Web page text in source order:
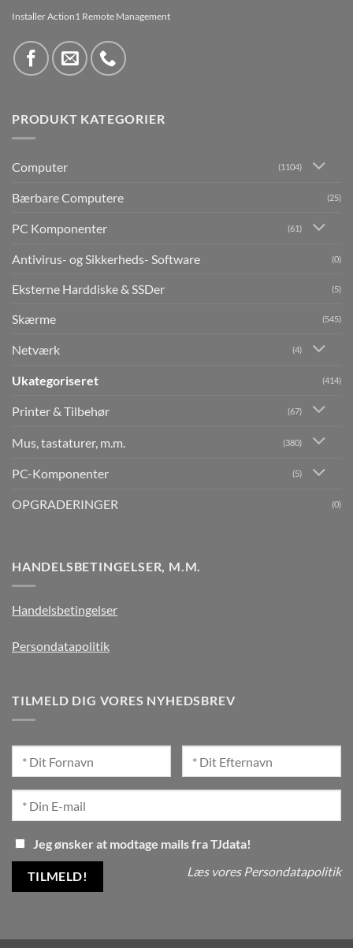
Installer Action1 Remote Management
PRODUKT KATEGORIER
Computer (1104)
Bærbare Computere (25)
PC Komponenter (61)
Antivirus- og Sikkerheds- Software (0)
Eksterne Harddiske & SSDer (5)
Skærme (545)
Netværk (4)
Ukategoriseret (414)
Printer & Tilbehør (67)
Mus, tastaturer, m.m. (380)
PC-Komponenter (5)
OPGRADERINGER (0)
HANDELSBETINGELSER, M.M.
Handelsbetingelser
Persondatapolitik
TILMELD DIG VORES NYHEDSBREV
Jeg ønsker at modtage mails fra TJdata!
Læs vores Persondatapolitik